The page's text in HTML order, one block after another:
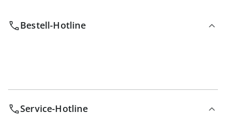
Bestell-Hotline
Service-Hotline